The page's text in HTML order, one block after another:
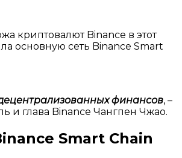
криптовалют Binance в этот
основную сеть Binance Smart
финансов, –
и глава Binance Чангпен Чжао.
Smart Chain